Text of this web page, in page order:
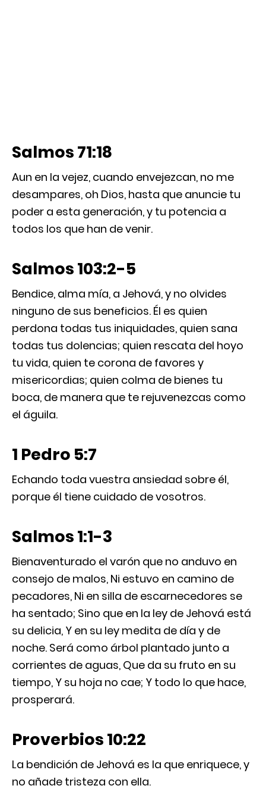
Salmos 71:18
Aun en la vejez, cuando envejezcan, no me
desampares, oh Dios, hasta que anuncie tu
poder a esta generación, y tu potencia a
todos los que han de venir.
Salmos 103:2-5
Bendice, alma mía, a Jehová, y no olvides
ninguno de sus beneficios. Él es quien
perdona todas tus iniquidades, quien sana
todas tus dolencias; quien rescata del hoyo
tu vida, quien te corona de favores y
misericordias; quien colma de bienes tu
boca, de manera que te rejuvenezcas como
el águila.
1 Pedro 5:7
Echando toda vuestra ansiedad sobre él,
porque él tiene cuidado de vosotros.
Salmos 1:1-3
Bienaventurado el varón que no anduvo en
consejo de malos, Ni estuvo en camino de
pecadores, Ni en silla de escarnecedores se
ha sentado; Sino que en la ley de Jehová está
su delicia, Y en su ley medita de día y de
noche. Será como árbol plantado junto a
corrientes de aguas, Que da su fruto en su
tiempo, Y su hoja no cae; Y todo lo que hace,
prosperará.
Proverbios 10:22
La bendición de Jehová es la que enriquece, y
no añade tristeza con ella.